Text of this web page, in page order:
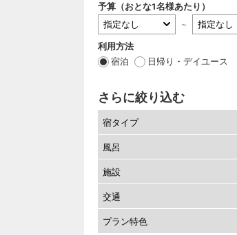
予算（おとな1名様あたり）
～
利用方法
宿泊
日帰り・デイユース
さらに絞り込む
宿タイプ
風呂
施設
交通
プラン特色